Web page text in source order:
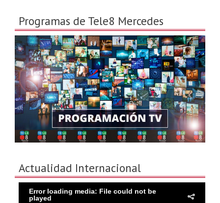
Programas de Tele8 Mercedes
Actualidad Internacional